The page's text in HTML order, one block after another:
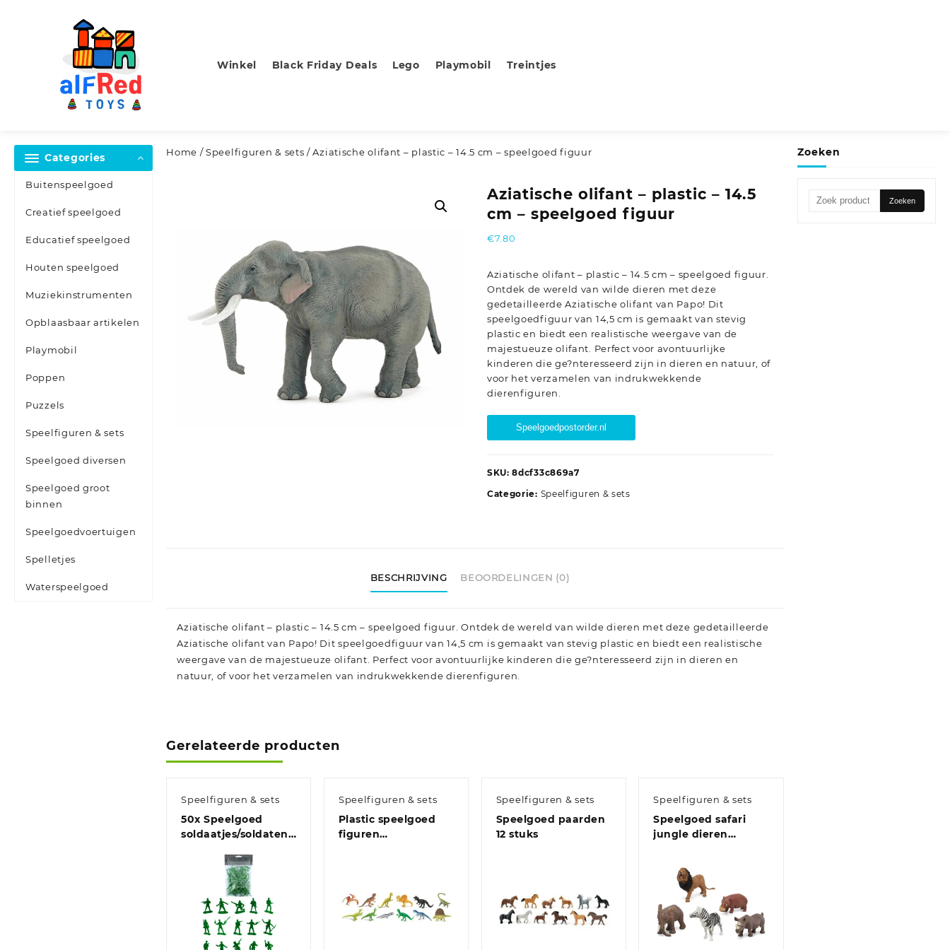
Winkel Black Friday Deals Lego Playmobil Treintjes
Categories
Buitenspeelgoed
Creatief speelgoed
Educatief speelgoed
Houten speelgoed
Muziekinstrumenten
Opblaasbaar artikelen
Playmobil
Poppen
Puzzels
Speelfiguren & sets
Speelgoed diversen
Speelgoed groot
binnen
Speelgoedvoertuigen
Spelletjes
Waterspeelgoed
Home /Speelfiguren & sets / Aziatische olifant – plastic – 14.5 cm – speelgoed figuur
Aziatische olifant – plastic – 14.5
cm – speelgoed figuur
€7.80
Aziatische olifant – plastic – 14.5 cm – speelgoed figuur.
Ontdek de wereld van wilde dieren met deze
gedetailleerde Aziatische olifant van Papo! Dit
speelgoedfiguur van 14,5 cm is gemaakt van stevig
plastic en biedt een realistische weergave van de
majestueuze olifant. Perfect voor avontuurlijke
kinderen die ge?nteresseerd zijn in dieren en natuur, of
voor het verzamelen van indrukwekkende
dierenfiguren.
Speelgoedpostorder.nl
SKU:8dcf33c869a7
Categorie: Speelfiguren & sets
BESCHRIJVING BEOORDELINGEN (0)
Aziatische olifant – plastic – 14.5 cm – speelgoed figuur. Ontdek de wereld van wilde dieren met deze gedetailleerde
Aziatische olifant van Papo! Dit speelgoedfiguur van 14,5 cm is gemaakt van stevig plastic en biedt een realistische
weergave van de majestueuze olifant. Perfect voor avontuurlijke kinderen die ge?nteresseerd zijn in dieren en
natuur, of voor het verzamelen van indrukwekkende dierenfiguren.
Gerelateerde producten
Speelfiguren & sets
50x Speelgoed
soldaatjes/soldaten
Speelfiguren & sets
Plastic speelgoed
figuren
Speelfiguren & sets
Speelgoed paarden
12 stuks
Speelfiguren & sets
Speelgoed safari
jungle dieren
Zoeken
Zoeken
Zoeken